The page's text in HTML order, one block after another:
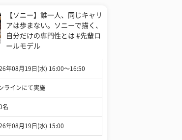
【ソニー】誰一人、同じキャリ
アは歩まない。ソニーで描く、
自分だけの専門性とは #先輩ロ
ールモデル
年08月19日(水) 16:00〜16:50
ラインにて実施
名
年08月19日(水) 15:00